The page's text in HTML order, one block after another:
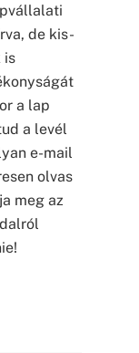
de kis-
is
a lap
a levél
e-mail
olvas
meg az